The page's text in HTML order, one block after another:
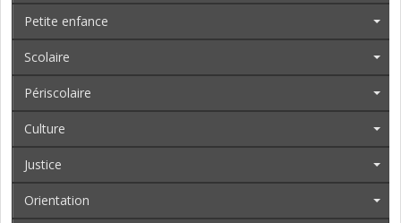
Petite enfance
Scolaire
Périscolaire
Culture
Justice
Orientation